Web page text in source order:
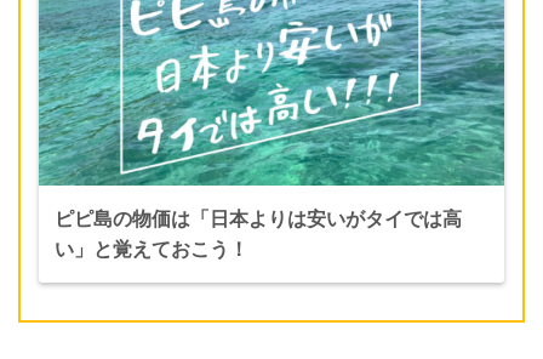
ピピ島の物価は「日本よりは安いがタイでは高
い」と覚えておこう！